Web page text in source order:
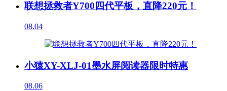
联想拯救者Y700四代平板，直降220元！
08.04
小猿XY-XLJ-01墨水屏阅读器限时特惠
08.06